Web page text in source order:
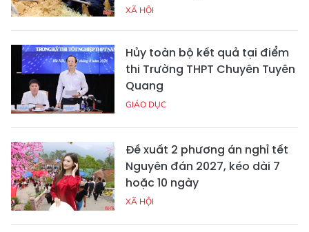
XÃ HỘI
Hủy toàn bộ kết quả tại điểm
thi Trường THPT Chuyên Tuyên
Quang
GIÁO DỤC
Đề xuất 2 phương án nghỉ tết
Nguyên đán 2027, kéo dài 7
hoặc 10 ngày
XÃ HỘI